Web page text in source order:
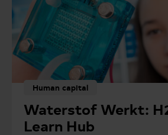
Human capital
Waterstof Werkt:
Learn Hub